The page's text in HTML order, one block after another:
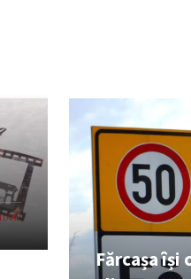
Fărcașa își